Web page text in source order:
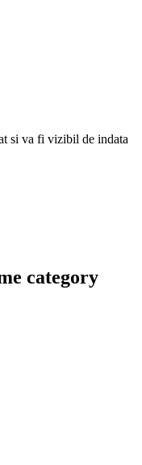
si va fi vizibil de indata
category